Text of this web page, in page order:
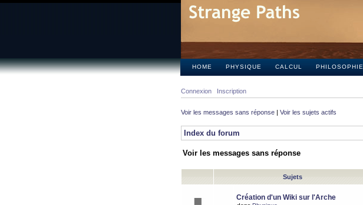
HOME PHYSIQUE CALCUL PHILOSOPHIE
Connexion Inscription
Voir les messages sans réponse | Voir les sujets actifs
Index du forum
Voir les messages sans réponse
Sujets
Création d'un Wiki sur l'Arche